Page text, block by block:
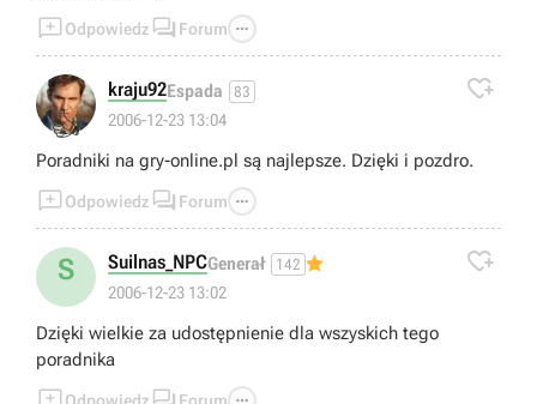
Odpowiedz  Forum 
👍
kraju92Espada 83
2006-12-23 13:04

Poradniki na gry-online.pl są najlepsze. Dzięki i pozdro.
Odpowiedz  Forum 
S Suilnas_NPCGenerał 142
2006-12-23 13:02

Dzięki wielkie za udostępnienie dla wszyskich tego
poradnika
Odpowiedz Forum